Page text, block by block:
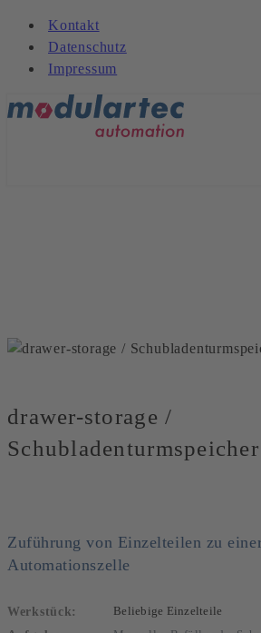
Kontakt
Datenschutz
Impressum
drawer-storage /
Schubladenturmspeicher
Zuführung von Einzelteilen zu
Automationszelle
Werkstück: Beliebige Einzelteile